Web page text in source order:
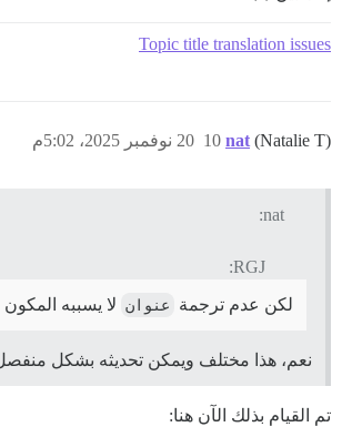
Topic title translation issues
nat (Natalie T) 20 نوفمبر 2025، 5:02م 10
nat:
RGJ:
لكن عدم ترجمة عنوان لا يسببه
نعم، هذا مختلف ويمكن تحديثه بشكل
تم القيام بذلك الآن هنا: